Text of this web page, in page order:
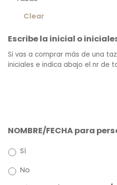
Clear
Escribe la inicial o
Si vas a comprar más de una
iniciales e indica abajo el nr de
NOMBRE/FECHA para
Sí
No